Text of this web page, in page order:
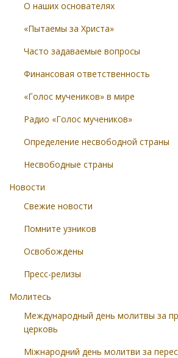
О наших основателях
«Пытаемы за Христа»
Часто задаваемые вопросы
Финансовая ответственность
«Голос мучеников» в мире
Радио «Голос мучеников»
Определение несвободной страны
Несвободные страны
Новости
Свежие новости
Помните узников
Освобождены
Пресс-релизы
Молитесь
Международный день молитвы за
церковь
Міжнародний день молитви за